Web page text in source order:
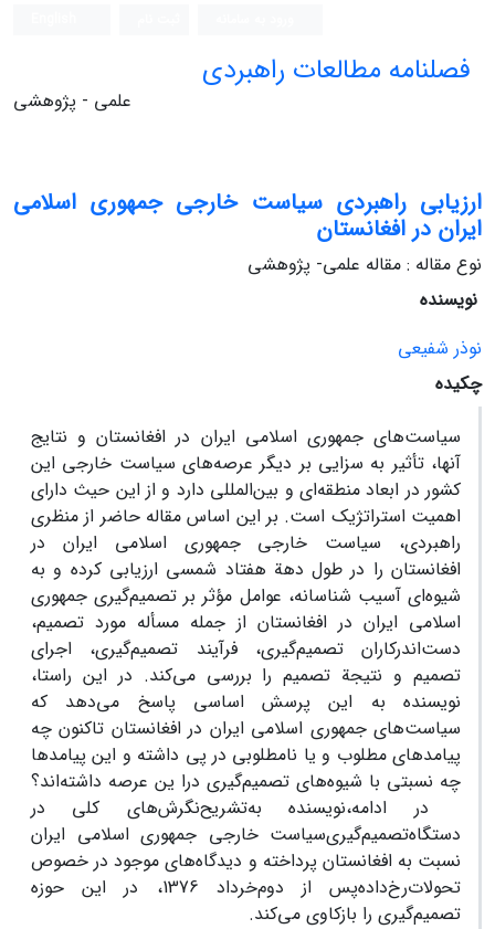
فصلنامه مطالعات راهبردی
علمی - پژوهشی
ارزیابی راهبردی سیاست خارجی جمهوری اسلامی
ایران در افغانستان
نوع مقاله : مقاله علمی- پژوهشی
نویسنده
نوذر شفیعی
چکیده
سیاست‌های جمهوری اسلامی ایران در افغانستان و نتایج
آنها، تأثیر به سزایی بر دیگر عرصه‌های سیاست خارجی این
کشور در ابعاد منطقه‌ای و بین‌المللی دارد و از این حیث دارای
اهمیت استراتژیک است. بر این اساس مقاله حاضر از منظری
راهبردی، سیاست خارجی جمهوری اسلامی ایران در
افغانستان را در طول دهة هفتاد شمسی ارزیابی کرده و به
شیوه‌ای آسیب شناسانه، عوامل مؤثر بر تصمیم‌گیری جمهوری
اسلامی ایران در افغانستان از جمله مسأله مورد تصمیم،
دست‌اندرکاران تصمیم‌گیری، فرآیند تصمیم‌گیری، اجرای
تصمیم و نتیجة تصمیم را بررسی می‌کند. در این راستا،
نویسنده به این پرسش اساسی پاسخ می‌دهد که
سیاست‌های جمهوری اسلامی ایران در افغانستان تاکنون چه
پیامدهای مطلوب و یا نامطلوبی در پی داشته و این پیامدها
چه نسبتی با شیوه‌های تصمیم‌گیری درا ین عرصه داشته‌اند؟
در ادامه،نویسنده به‌تشریح‌نگرش‌های کلی در
دستگاه‌تصمیم‌گیری‌سیاست خارجی جمهوری اسلامی ایران
نسبت به افغانستان پرداخته و دیدگاه‌های موجود در خصوص
تحولات‌رخ‌داده‌پس از دوم‌خرداد 1376، در این حوزه
تصمیم‌گیری را بازکاوی می‌کند.